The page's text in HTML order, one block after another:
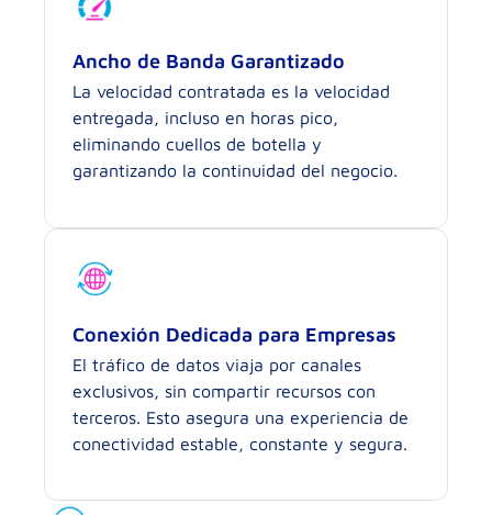
Ancho de Banda Garantizado
La velocidad contratada es la velocidad
entregada, incluso en horas pico,
eliminando cuellos de botella y
garantizando la continuidad del negocio.
Conexión Dedicada para Empresas
El tráfico de datos viaja por canales
exclusivos, sin compartir recursos con
terceros. Esto asegura una experiencia de
conectividad estable, constante y segura.